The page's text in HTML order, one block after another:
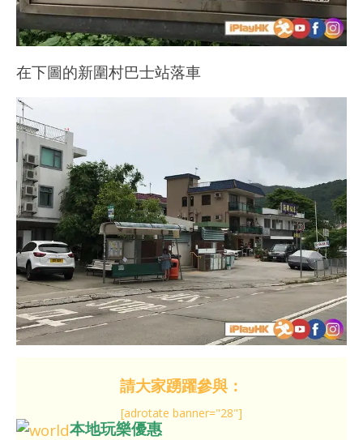
在下圖的新圍村巴士站落車
請大家踴躍參與：
[adrotate banner="28"]
本地玩樂優惠